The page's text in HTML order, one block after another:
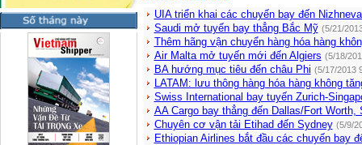
UIA triển khai các chuyến bay đến
Saudi mở tuyến bay thẳng Bắc Mỹ (5/21/
Thêm hãng vận chuyển hàng hóa hàng
Air Malta mở tuyến mới đến Algiers (5/18/
BA hướng mục tiêu đến châu Phi (5/17/2013
LATAM: lưu thông hàng hóa hàng không
Swiss International bay tuyến Zurich-
AA Cargo bay thẳng đến Dallas/Fort Worth,
Chuyên cơ vận tải Etihad đến Sydney (5/9/
Ethiopian Airlines bắt đầu các chuyến bay